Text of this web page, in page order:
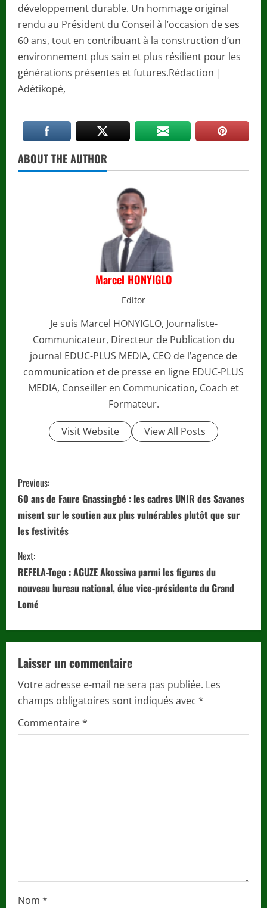
développement durable. Un hommage original
rendu au Président du Conseil à l’occasion de ses
60 ans, tout en contribuant à la construction d’un
environnement plus sain et plus résilient pour les
générations présentes et futures.Rédaction |
Adétikopé,
ABOUT THE AUTHOR
Marcel HONYIGLO
Editor
Je suis Marcel HONYIGLO, Journaliste-
Communicateur, Directeur de Publication du
journal EDUC-PLUS MEDIA, CEO de l’agence de
communication et de presse en ligne EDUC-PLUS
MEDIA, Conseiller en Communication, Coach et
Formateur.
Visit Website View All Posts
C
o
n
t
i
n
u
e
R
e
a
Previous:
60 ans de Faure Gnassingbé : les cadres UNIR des Savanes
misent sur le soutien aux plus vulnérables plutôt que sur
les festivités
Next:
REFELA-Togo : AGUZE Akossiwa parmi les figures du
nouveau bureau national, élue vice-présidente du Grand
Lomé
Laisser un commentaire
Votre adresse e-mail ne sera pas publiée. Les
champs obligatoires sont indiqués avec *
Commentaire*
Nom *